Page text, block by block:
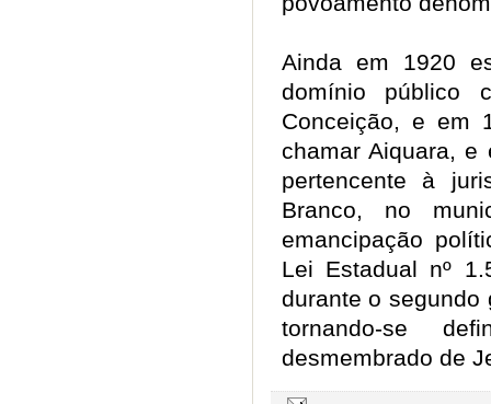
Ainda em 1920
domínio público
Conceição, e em
chamar Aiquara, e
pertencente à
Branco, no
emancipação
Lei Estadual nº
durante o segundo
tornando-se
desmembrado de